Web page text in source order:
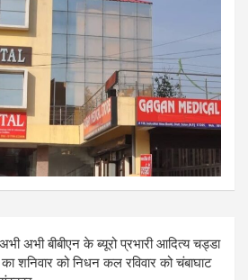
अभी बीबीएन के ब्यूरो प्रभारी आदित्य चड्डा
शनिवार को निधन कल रविवार को चंबाघाट